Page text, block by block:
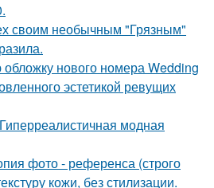
своим необычным "Грязным"
нового номера Wedding
эстетикой ревущих
модная
фото - референса (строго
кожи, без стилизации.